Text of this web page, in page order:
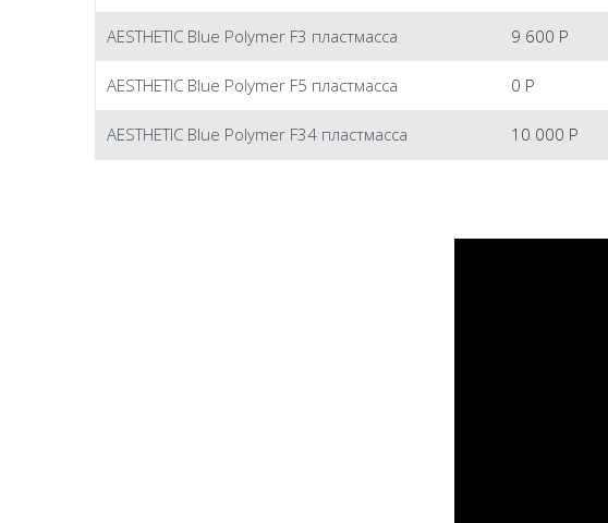
AESTHETIC Blue Polymer F3 пластмасса 9 600 Р
AESTHETIC Blue Polymer F5 пластмасса 0 Р
AESTHETIC Blue Polymer F34 пластмасса 10 000 Р